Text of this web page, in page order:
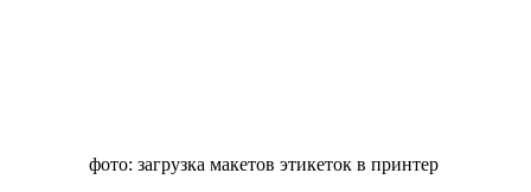
фото: загрузка макетов этикеток в принтер